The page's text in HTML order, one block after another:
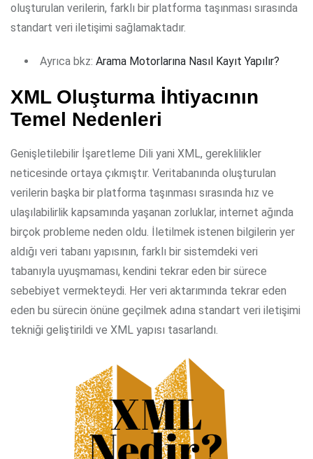
oluşturulan verilerin, farklı bir platforma taşınması sırasında
standart veri iletişimi sağlamaktadır.
Ayrıca bkz: Arama Motorlarına Nasıl Kayıt Yapılır?
XML Oluşturma İhtiyacının
Temel Nedenleri
Genişletilebilir İşaretleme Dili yani XML, gereklilikler
neticesinde ortaya çıkmıştır. Veritabanında oluşturulan
verilerin başka bir platforma taşınması sırasında hız ve
ulaşılabilirlik kapsamında yaşanan zorluklar, internet ağında
birçok probleme neden oldu. İletilmek istenen bilgilerin yer
aldığı veri tabanı yapısının, farklı bir sistemdeki veri
tabanıyla uyuşmaması, kendini tekrar eden bir sürece
sebebiyet vermekteydi. Her veri aktarımında tekrar eden
eden bu sürecin önüne geçilmek adına standart veri iletişimi
tekniği geliştirildi ve XML yapısı tasarlandı.